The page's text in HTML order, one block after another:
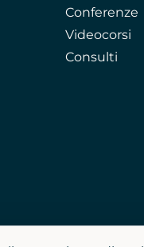
Conferenze
Videocorsi
Consulti